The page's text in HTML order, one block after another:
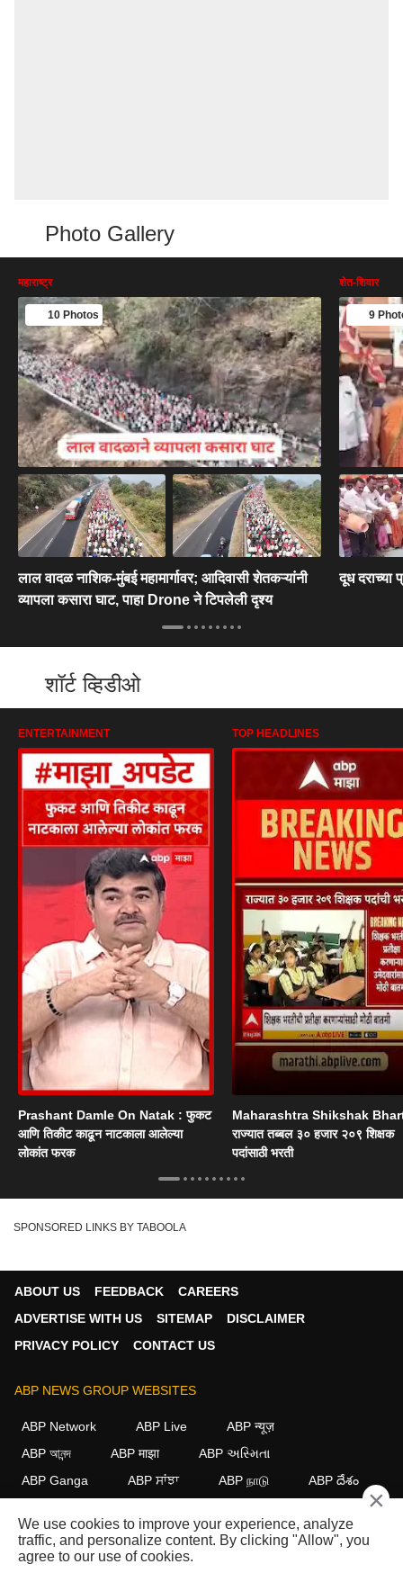
Photo Gallery
महाराष्ट्र
10 Photos
लाल वादळ नाशिक-मुंबई महामार्गावर; आदिवासी शेतकऱ्यांनी
व्यापला कसारा घाट, पाहा Drone ने टिपलेली दृश्य
शेत-शिवार
9
दूध
शॉर्ट व्हिडीओ
ENTERTAINMENT
Prashant Damle On Natak : फुकट
आणि तिकीट काढून नाटकाला आलेल्या
लोकांत फरक
TOP HEADLINES
Maharashtra Shikshak
राज्यात तब्बल ३० हजार २०९ शिक्षक
पदांसाठी भरती
SPONSORED LINKS BY TABOOLA
ABOUT US FEEDBACK
CAREERS
ADVERTISE WITH US
SITEMAP
DISCLAIMER
PRIVACY POLICY
CONTACT US
ABP NEWS GROUP WEBSITES
ABP Network ABP Live
ABP न्यूज़
ABP আনন্দ
ABP माझा
ABP અસ્મિતા
ABP Ganga
ABP ਸਾਂਝਾ ABP நாடு ABP దేశం
FOLLOW US
×
We use cookies to improve your experience, analyze
traffic, and personalize content. By clicking "Allow", you
agree to our use of cookies.